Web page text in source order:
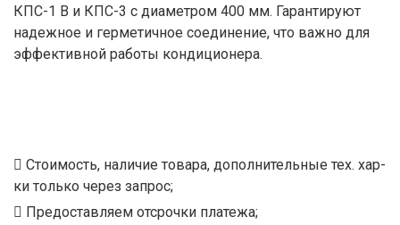
КПС-1 В и КПС-3 с диаметром 400 мм. Гарантируют
надежное и герметичное соединение, что важно для
эффективной работы кондиционера.
Стоимость, наличие товара, дополнительные тех. хар-
ки только через запрос;
Предоставляем отсрочки платежа;